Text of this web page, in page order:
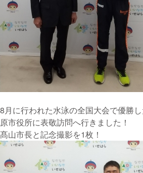
8月に行われた水泳の全国大会で優勝
原市役所に表敬訪問へ行きました！
髙山市長と記念撮影を1枚！